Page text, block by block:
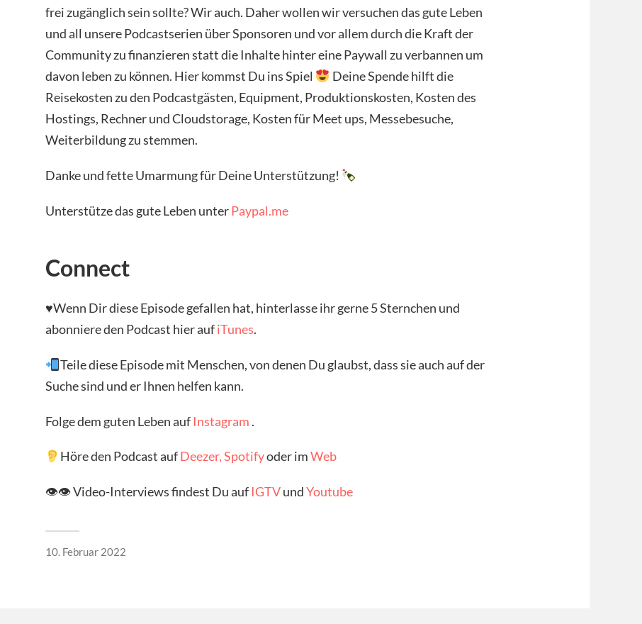
frei zugänglich sein sollte? Wir auch. Daher wollen wir versuchen das gute Leben
und all unsere Podcastserien über Sponsoren und vor allem durch die Kraft der
Community zu finanzieren statt die Inhalte hinter eine Paywall zu verbannen um
davon leben zu können. Hier kommst Du ins Spiel
Deine Spende hilft die
Reisekosten zu den Podcastgästen, Equipment, Produktionskosten, Kosten des
Hostings, Rechner und Cloudstorage, Kosten für Meet ups, Messebesuche,
Weiterbildung zu stemmen.
Danke und fette Umarmung für Deine Unterstützung!
Unterstütze das gute Leben unterPaypal.me
Connect
♥Wenn Dir diese Episode gefallen hat, hinterlasse ihr gerne 5 Sternchen und
abonniere den Podcast hier aufiTunes.
Teile diese Episode mit Menschen, von denen Du glaubst, dass sie auch auf der
Suche sind und er Ihnen helfen kann.
Folge dem guten Leben auf Instagram .
Höre den Podcast aufDeezer,Spotifyoder imWeb
👁👁 Video-Interviews findest Du auf IGTVundYoutube
10. Februar 2022